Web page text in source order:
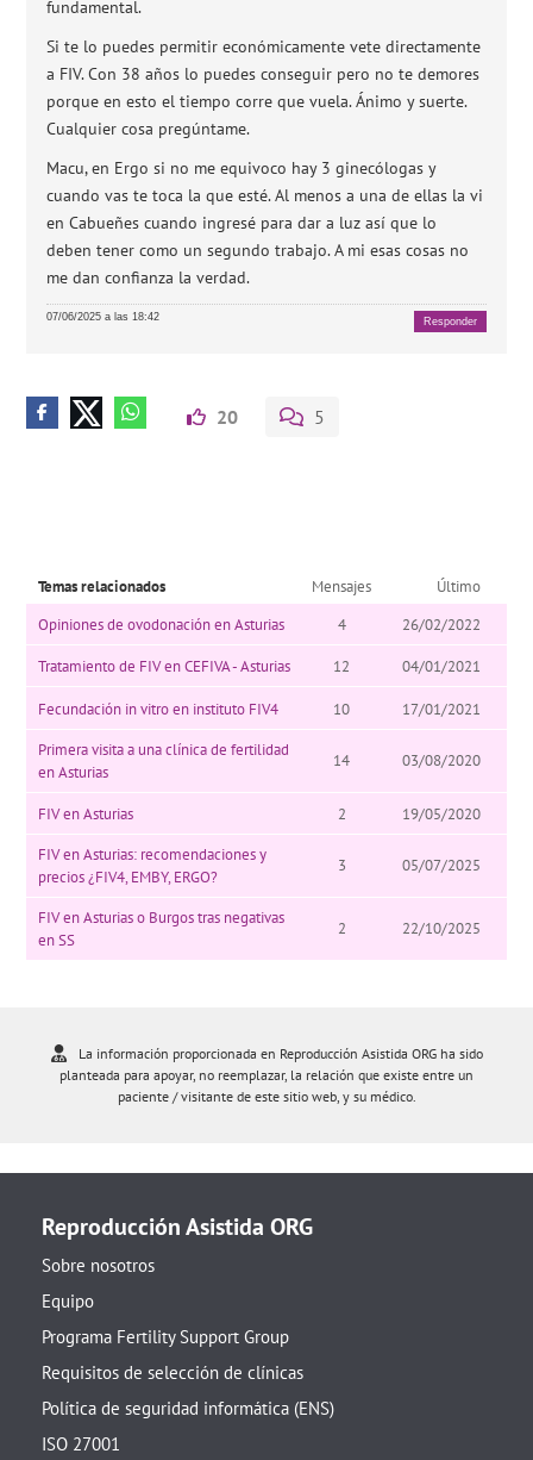
fundamental.
Si te lo puedes permitir económicamente vete directamente
a FIV. Con 38 años lo puedes conseguir pero no te demores
porque en esto el tiempo corre que vuela. Ánimo y suerte.
Cualquier cosa pregúntame.
Macu, en Ergo si no me equivoco hay 3 ginecólogas y
cuando vas te toca la que esté. Al menos a una de ellas la vi
en Cabueñes cuando ingresé para dar a luz así que lo
deben tener como un segundo trabajo. A mi esas cosas no
me dan confianza la verdad.
07/06/2025 a las 18:42 Responder
20 5
Temas relacionados Mensajes
Último
Opiniones de ovodonación en Asturias
4 26/02/2022
Tratamiento de FIV en CEFIVA - Asturias 12 04/01/2021
Fecundación in vitro en instituto FIV4 10
17/01/2021
Primera visita a una clínica de fertilidad
en Asturias
14 03/08/2020
FIV en Asturias 2
19/05/2020
FIV en Asturias: recomendaciones y
precios ¿FIV4, EMBY, ERGO?
3 05/07/2025
FIV en Asturias o Burgos tras negativas
en SS
2 22/10/2025
La información proporcionada en Reproducción Asistida ORG ha sido
planteada para apoyar, no reemplazar, la relación que existe entre un
paciente / visitante de este sitio web, y su médico.
Reproducción Asistida ORG
Sobre nosotros
Equipo
Programa Fertility Support Group
Requisitos de selección de clínicas
Política de seguridad informática (ENS)
ISO 27001